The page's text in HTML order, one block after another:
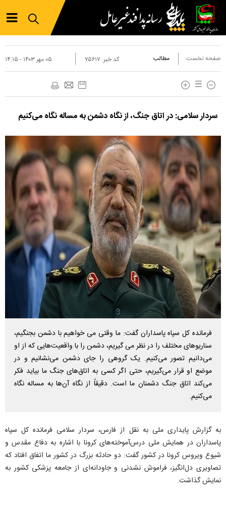
صفحه نخست مطالب ۰۵ مهر ۱۴۰۳ - ۱۴:۱۵ کد خبر: ۷۵۶۱۷
سردار سلامی: در اتاق جنگ، از نگاه دشمن به مساله نگاه می‌کنیم
فرمانده کل سپاه پاسداران گفت: ما وقتی می خواهیم با دشمن بجنگیم،
سناریوهای مختلف را در نظر می گیریم، دشمن را با واقعیت‌هایی که از او
می‌دانیم تصور می‌کنیم. یک گروهی را جای دشمن می‌نشانیم و در
موضع او قرار می‌گیریم، حتی اگر کسی به اتاق‌های جنگ ما بیاید فکر
می‌کند اتاق جنگ دشمنان ما است. دقیقاً از نگاه آن‌ها به مساله نگاه
می‌کنیم.
به گزارش پایداری ملی به نقل از فارس، سردار سلامی فرمانده کل سپاه
پاسداران در همایش ملی درس‌آموخته‌های کرونا با اشاره به دفاع مقدس و
شیوع ویروس کرونا در کشور گفت: دو حادثه بزرگ در کشور ما اتفاق افتاد که
تصاویری دل‌انگیز، فراموش نشدنی و جاودانه‌ای از جامعه پزشکی کشور به
نمایش گذاشت.